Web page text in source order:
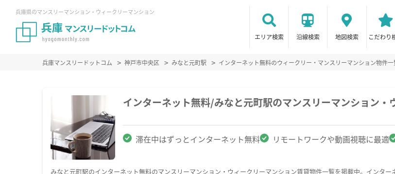
兵庫県のマンスリーマンション・ウィークリーマンション
エリア検索 沿線検索 地図検索 こだわり
兵庫マンスリードットコム 神戸市中央区 みなと元町駅 インターネット無料のウィークリー・マンスリーマンション物件一
インターネット無料/みなと元町駅のマンスリーマンション・
滞在中はずっとインターネット無料 リモートワークや動画視聴に最適
みなと元町駅のインターネット無料のマンスリーマンション・ウィークリーマンション賃貸物件一覧を掲載中。インタ